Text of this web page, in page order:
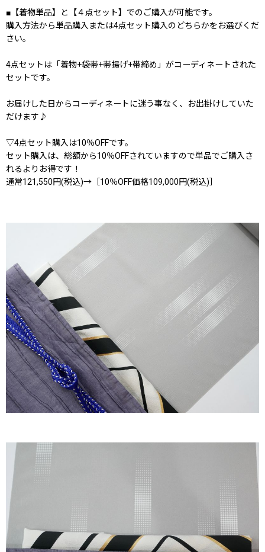
■【着物単品】と【４点セット】でのご購入が可能です。
購入方法から単品購入または4点セット購入のどちらかをお選びくだ
さい。
4点セットは「着物+袋帯+帯揚げ+帯締め」がコーディネートされた
セットです。
お届けした日からコーディネートに迷う事なく、お出掛けしていた
だけます♪
▽4点セット購入は10％OFFです。
セット購入は、総額から10％OFFされていますので単品でご購入さ
れるよりお得です！
通常121,550円(税込)→［10％OFF価格109,000円(税込)］